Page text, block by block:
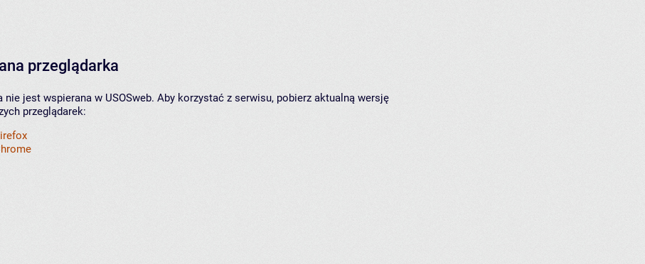
przeglądarka
nie jest wspierana w USOSweb. Aby korzystać z serwisu, pobierz aktualną wersję
przeglądarek: